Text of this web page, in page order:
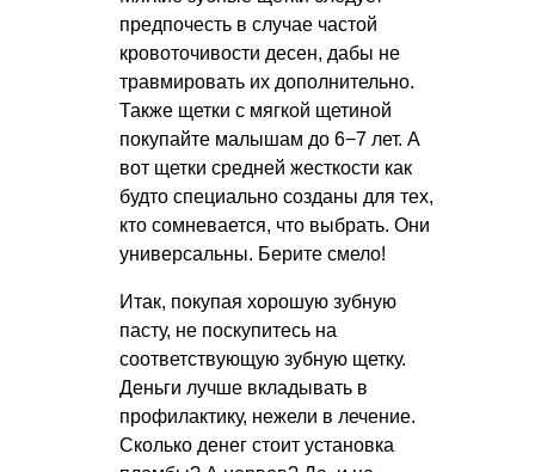
предпочесть в случае частой
кровоточивости десен, дабы не
травмировать их дополнительно.
Также щетки с мягкой щетиной
покупайте малышам до 6−7 лет. А
вот щетки средней жесткости как
будто специально созданы для тех,
кто сомневается, что выбрать. Они
универсальны. Берите смело!
Итак, покупая хорошую зубную
пасту, не поскупитесь на
соответствующую зубную щетку.
Деньги лучше вкладывать в
профилактику, нежели в лечение.
Сколько денег стоит установка